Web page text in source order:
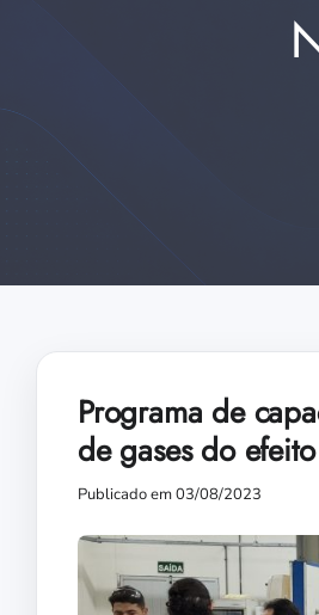
Programa de
de gases do
Publicado em 03/08/2023